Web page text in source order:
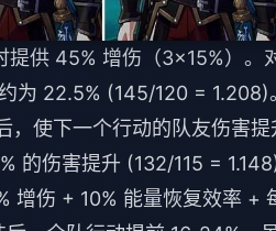
提供 45% 增伤（3×15%）。
22.5% (145/120 = 1.208)
，使下一个行动的队友伤害
的伤害提升 (132/115 = 1.148)
增伤 + 10% 能量恢复效率 +